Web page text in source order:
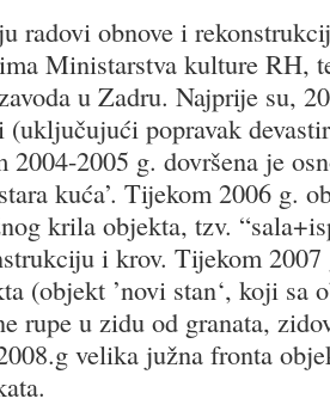
radovi obnove i
Ministarstva kulture RH,
u Zadru. Najprije su,
(uključujući popravak
2005 g. dovršena je
kuća’. Tijekom 2006 g.
krila objekta, tzv.
i krov. Tijekom
(objekt ’novi stan‘, koji sa
rupe u zidu od granata,
velika južna fronta